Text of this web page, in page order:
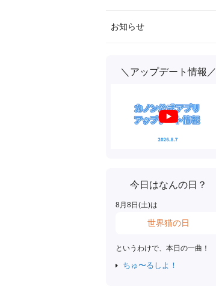
お知らせ
＼アップデート情報／
今日はなんの日？
8月 8日(土)は
世界猫の日
というわけで、本日の一曲！
ちゅ〜るしよ！